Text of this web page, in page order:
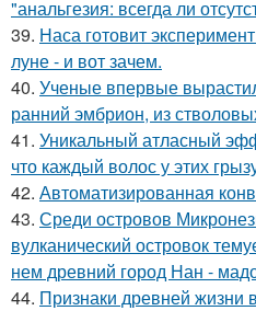
"анальгезия: всегда ли
39. Наса готовит
луне - и вот зачем.
40. Ученые впервые
ранний эмбрион, из
41. Уникальный атласный
что каждый волос у этих
42. Автоматизированная
43. Среди островов
вулканический островок
нем древний город Нан -
44. Признаки древней жизни